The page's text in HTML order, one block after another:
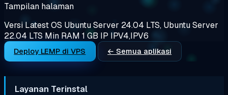
Tampilan halaman
Versi LatestOS Ubuntu Server 24.04 LTS, Ubuntu Server
22.04 LTS Min RAM 1 GB IP IPV4,IPV6
Deploy LEMP di VPS ← Semua aplikasi
Layanan Terinstal